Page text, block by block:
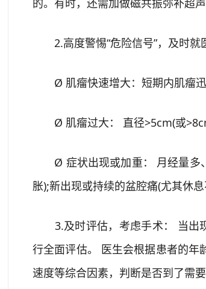
的。有时，还需加做磁共振弥补超
2.高度警惕“危险信号”，及时就
Ø 肌瘤快速增大：短期内肌瘤迅
Ø 肌瘤过大： 直径>5cm(或
Ø 症状出现或加重： 月经量多
胀);新出现或持续的盆腔痛(尤其休
3.及时评估，考虑手术： 当出现
行全面评估。 医生会根据患者的年
速度等综合因素，判断是否到了需要